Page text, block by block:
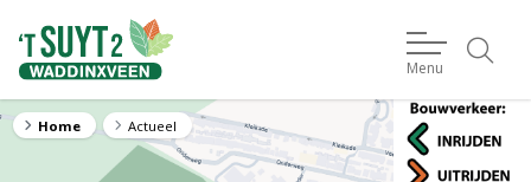
Menu
Home Actueel